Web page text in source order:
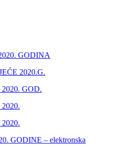
GODINA
2020.G.
GOD.
GODINE – elektronska